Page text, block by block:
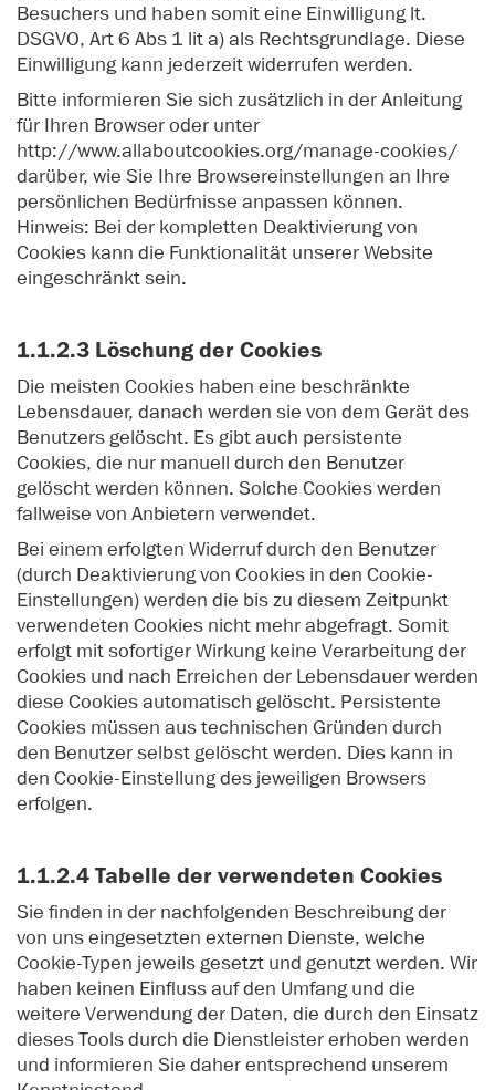
Besuchers und haben somit eine Einwilligung lt.
DSGVO, Art 6 Abs 1 lit a) als Rechtsgrundlage. Diese
Einwilligung kann jederzeit widerrufen werden.
Bitte informieren Sie sich zusätzlich in der Anleitung
für Ihren Browser oder unter
http://www.allaboutcookies.org/manage-cookies/
darüber, wie Sie Ihre Browsereinstellungen an Ihre
persönlichen Bedürfnisse anpassen können.
Hinweis: Bei der kompletten Deaktivierung von
Cookies kann die Funktionalität unserer Website
eingeschränkt sein.
1.1.2.3 Löschung der Cookies
Die meisten Cookies haben eine beschränkte
Lebensdauer, danach werden sie von dem Gerät des
Benutzers gelöscht. Es gibt auch persistente
Cookies, die nur manuell durch den Benutzer
gelöscht werden können. Solche Cookies werden
fallweise von Anbietern verwendet.
Bei einem erfolgten Widerruf durch den Benutzer
(durch Deaktivierung von Cookies in den Cookie-
Einstellungen) werden die bis zu diesem Zeitpunkt
verwendeten Cookies nicht mehr abgefragt. Somit
erfolgt mit sofortiger Wirkung keine Verarbeitung der
Cookies und nach Erreichen der Lebensdauer werden
diese Cookies automatisch gelöscht. Persistente
Cookies müssen aus technischen Gründen durch
den Benutzer selbst gelöscht werden. Dies kann in
den Cookie-Einstellung des jeweiligen Browsers
erfolgen.
1.1.2.4 Tabelle der verwendeten Cookies
Sie finden in der nachfolgenden Beschreibung der
von uns eingesetzten externen Dienste, welche
Cookie-Typen jeweils gesetzt und genutzt werden. Wir
haben keinen Einfluss auf den Umfang und die
weitere Verwendung der Daten, die durch den Einsatz
dieses Tools durch die Dienstleister erhoben werden
und informieren Sie daher entsprechend unserem